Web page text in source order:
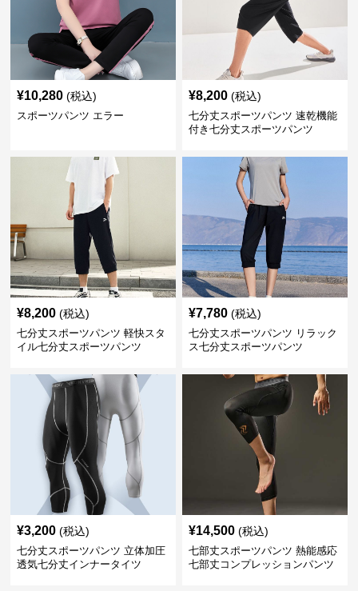
¥10,280 (税込)
スポーツパンツ エラー
¥8,200 (税込)
七分丈スポーツパンツ 速乾機能
付き七分丈スポーツパンツ
¥8,200 (税込)
七分丈スポーツパンツ 軽快スタ
イル七分丈スポーツパンツ
¥7,780 (税込)
七分丈スポーツパンツ リラック
ス七分丈スポーツパンツ
¥3,200 (税込)
七分丈スポーツパンツ 立体加圧
透気七分丈インナータイツ
¥14,500 (税込)
七部丈スポーツパンツ 熱能感応
七部丈コンプレッションパンツ